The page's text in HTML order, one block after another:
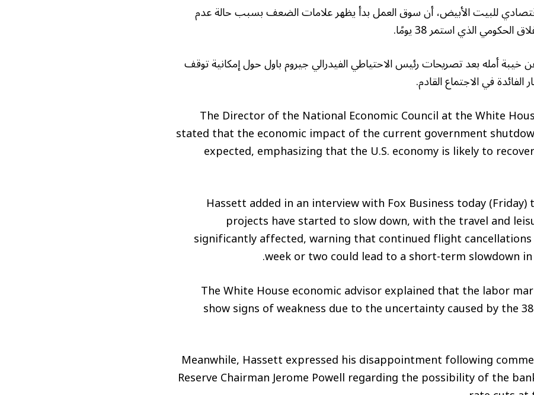
للبيت الأبيض، أن سوق العمل بدأ يظهر علامات الضعف بسبب حالة عدم
الحكومي الذي استمر 38 يومًا.
أمله بعد تصريحات رئيس الاحتياطي الفيدرالي جيروم باول حول إمكانية توقف
في الاجتماع القادم.
The Director of the National Economic Council at the White
stated that the economic impact of the current government
expected, emphasizing that the U.S. economy is likely to
Hassett added in an interview with Fox Business today
projects have started to slow down, with the travel and
significantly affected, warning that continued flight
week or two could lead to a short-term slowdown
The White House economic advisor explained that the labor
show signs of weakness due to the uncertainty caused by the
Meanwhile, Hassett expressed his disappointment following
Reserve Chairman Jerome Powell regarding the possibility of the